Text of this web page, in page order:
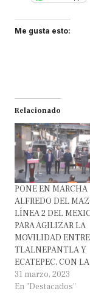
Me gusta esto:
Relacionado
PONE EN MARCHA
ALFREDO DEL
LÍNEA 2 DEL
PARA AGILIZAR LA
MOVILIDAD ENTRE
TLALNEPANTLA Y
ECATEPEC, CON
31 marzo, 2023
En "Destacados"